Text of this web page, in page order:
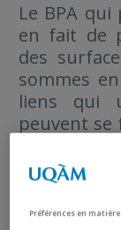
Le BPA
en fait de
des
sommes
liens qui
peuvent se
comme la
En
Préférences en